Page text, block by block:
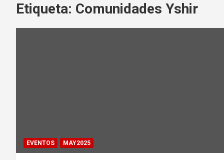
Etiqueta: Comunidades Yshir
EVENTOS MAY2025